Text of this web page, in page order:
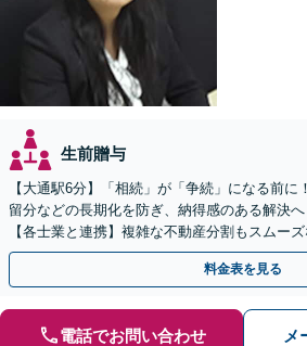
生前贈与
【大通駅6分】「相続」が「争続」になる前に
留分などの長期化を防ぎ、納得感のある解決へ
【各士業と連携】複雑な不動産分割もスムー
【夜間・休日対応可】【完全個室】
料金表を見る
電話でお問い合わせ メ